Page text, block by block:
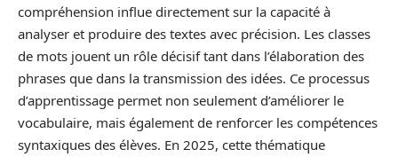
compréhension influe directement sur la capacité à
analyser et produire des textes avec précision. Les classes
de mots jouent un rôle décisif tant dans l’élaboration des
phrases que dans la transmission des idées. Ce processus
d’apprentissage permet non seulement d’améliorer le
vocabulaire, mais également de renforcer les compétences
syntaxiques des élèves. En 2025, cette thématique